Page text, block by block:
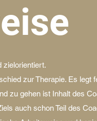
zielorientiert.
zur Therapie. Es
zu gehen ist Inhalt des
auch schon Teil des